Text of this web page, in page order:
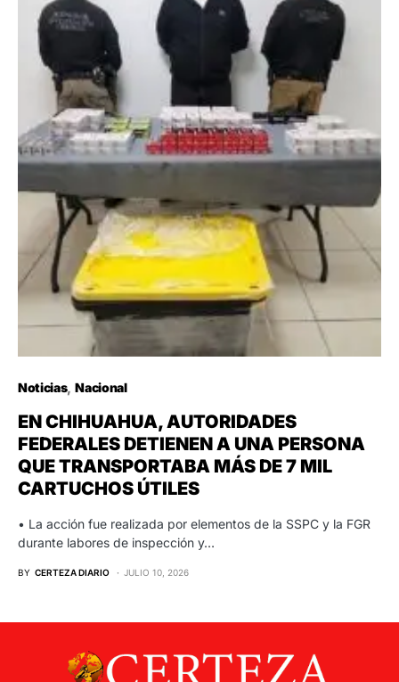
Noticias Nacional
EN CHIHUAHUA, AUTORIDADES
FEDERALES DETIENEN A UNA PERSONA
QUE TRANSPORTABA MÁS DE 7 MIL
CARTUCHOS ÚTILES
• La acción fue realizada por elementos de la SSPC y la FGR
durante labores de inspección y…
BY CERTEZA DIARIO JULIO 10, 2026